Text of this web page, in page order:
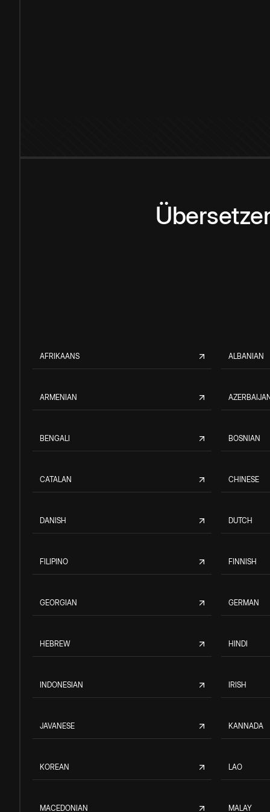
AFRIKAANS ALBANIAN
ARMENIAN
BENGALI BOSNIAN
CATALAN CHINESE
DANISH DUTCH
FILIPINO FINNISH
GEORGIAN GERMAN
HEBREW HINDI
INDONESIAN IRISH
JAVANESE KANNADA
KOREAN LAO
MACEDONIAN MALAY